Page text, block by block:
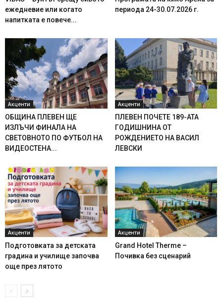
ежедневие или когато
напитката е повече...
периода 24-30.07.2026 г.
Акценти
ОБЩИНА ПЛЕВЕН ЩЕ
ИЗЛЪЧИ ФИНАЛА НА
СВЕТОВНОТО ПО ФУТБОЛ НА
ВИДЕОСТЕНА...
Акценти
ПЛЕВЕН ПОЧЕТЕ 189-АТА
ГОДИШНИНА ОТ
РОЖДЕНИЕТО НА ВАСИЛ
ЛЕВСКИ
Акценти
Подготовката за детската
градина и училище започва
още през лятото
Акценти
Grand Hotel Therme –
Почивка без сценарий